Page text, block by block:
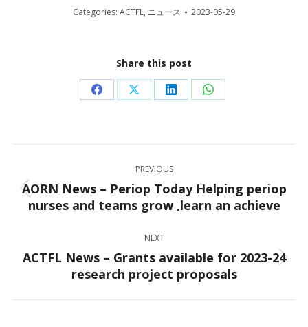
Categories: ACTFL, ニュース 2023-05-29
Share this post
Share
Facebook
Share
X
Share
LinkedIn
Share
WhatsApp
navigation
PREVIOUS
Previous
post:
AORN News – Periop Today Helping periop
nurses and teams grow ,learn an achieve
NEXT
Next
post:
ACTFL News – Grants available for 2023-24
research project proposals